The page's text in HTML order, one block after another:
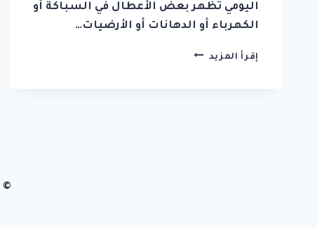
اليومي تظهر بعض الأعطال في السباكة أو
الكهرباء أو الدهانات أو الأرضيات…
إقرأ المزيد شركة
© 2026 شركة زهرة الابداع تصميم وبرمجة تيفاجو